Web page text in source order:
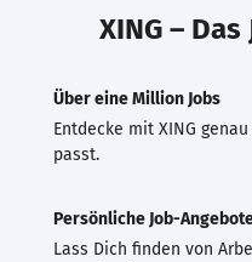
XING –
Über eine Million Jobs
Entdecke mit XING
passt.
Persönliche Job-
Lass Dich finden von